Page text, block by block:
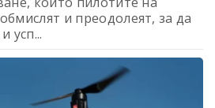
и преодолеят, за да
усп...